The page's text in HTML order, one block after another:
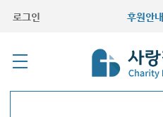
로그인 후원안내